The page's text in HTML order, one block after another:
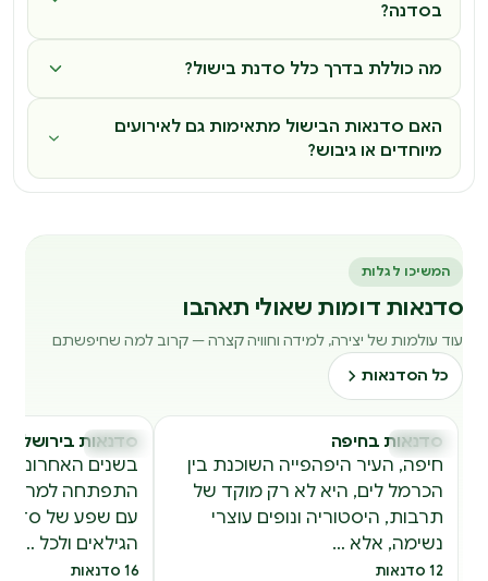
בסדנה?
מה כוללת בדרך כלל סדנת בישול?
האם סדנאות הבישול מתאימות גם לאירועים
מיוחדים או גיבוש?
המשיכו לגלות
סדנאות דומות שאולי תאהבו
עוד עולמות של יצירה, למידה וחוויה קצרה — קרוב למה שחיפשתם
כל הסדנאות
ס
סדנאות
סדנאות בחיפה
חיפה, העיר היפהפייה השוכנת בין
הכרמל לים, היא לא רק מוקד של
תרבות, היסטוריה ונופים עוצרי
נשימה, אלא …
12 סדנאות
ס
סדנאות
סדנאות בירושלים
בשנים האחרונות,
התפתחה למרכז
עם שפע של
הגילאים ולכל …
16 סדנאות